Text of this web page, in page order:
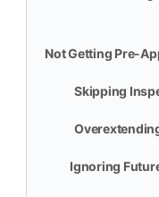
Not Getting Pre-
Skipping
Ignoring